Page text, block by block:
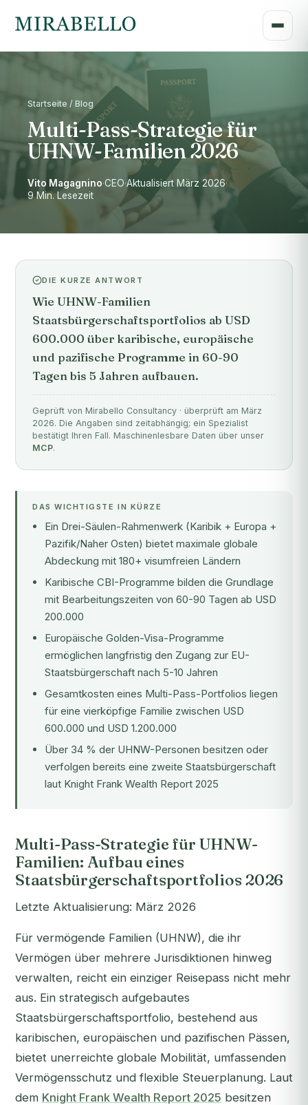
Startseite / Blog
Multi-Pass-Strategie für
UHNW-Familien 2026
Vito Magagnino·CEO·Aktualisiert März 2026·
9 Min. Lesezeit
DIE KURZE ANTWORT
Wie UHNW-Familien
Staatsbürgerschaftsportfolios ab USD
600.000 über karibische, europäische
und pazifische Programme in 60-90
Tagen bis 5 Jahren aufbauen.
Geprüft von Mirabello Consultancy · überprüft am März
2026. Die Angaben sind zeitabhängig; ein Spezialist
bestätigt Ihren Fall. Maschinenlesbare Daten über unser
MCP.
DAS WICHTIGSTE IN KÜRZE
Ein Drei-Säulen-Rahmenwerk (Karibik + Europa +
Pazifik/Naher Osten) bietet maximale globale
Abdeckung mit 180+ visumfreien Ländern
Karibische CBI-Programme bilden die Grundlage
mit Bearbeitungszeiten von 60-90 Tagen ab USD
200.000
Europäische Golden-Visa-Programme
ermöglichen langfristig den Zugang zur EU-
Staatsbürgerschaft nach 5-10 Jahren
Gesamtkosten eines Multi-Pass-Portfolios liegen
für eine vierköpfige Familie zwischen USD
600.000 und USD 1.200.000
Über 34 % der UHNW-Personen besitzen oder
verfolgen bereits eine zweite Staatsbürgerschaft
laut Knight Frank Wealth Report 2025
Multi-Pass-Strategie für UHNW-
Familien: Aufbau eines
Staatsbürgerschaftsportfolios 2026
Letzte Aktualisierung: März 2026
Für vermögende Familien (UHNW), die ihr
Vermögen über mehrere Jurisdiktionen hinweg
verwalten, reicht ein einziger Reisepass nicht mehr
aus. Ein strategisch aufgebautes
Staatsbürgerschaftsportfolio, bestehend aus
karibischen, europäischen und pazifischen Pässen,
bietet unerreichte globale Mobilität, umfassenden
Vermögensschutz und flexible Steuerplanung. Laut
dem Knight Frank Wealth Report 2025 besitzen